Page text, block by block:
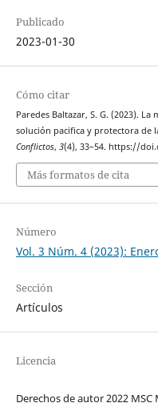
Publicado
2023-01-30
Cómo citar
Paredes Baltazar, S. G. (2023).
solución pacifica y protectora de
Conflictos, 3(4), 33–54. https://
Más formatos de cita
Número
Vol. 3 Núm. 4 (2023):
Sección
Artículos
Licencia
Derechos de autor 2022